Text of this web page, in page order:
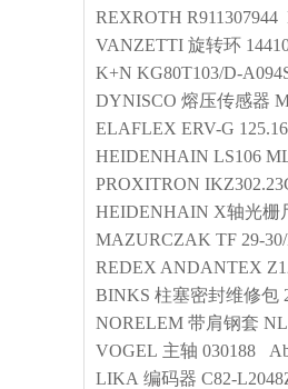
REXROTH
VANZETTI 旋转环
K+N KG80T103/D-
DYNISCO 熔压传感器
ELAFLEX ERV-G
HEIDENHAIN LS106
PROXITRON
HEIDENHAIN X轴光栅
MAZURCZAK TF 29-
REDEX ANDANTEX
BINKS 柱塞密封维修包
NORELEM 带肩钢套
VOGEL 主轴 030188
LIKA 编码器 C82-